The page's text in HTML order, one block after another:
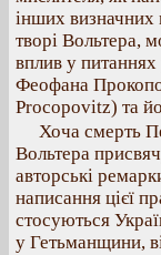
інших визначних
творі Вольтера,
вплив у
Феофана
Procopovitz) та
Хоча смерть
Вольтера
авторські
написання цієї
стосуються
у Гетьманщини,